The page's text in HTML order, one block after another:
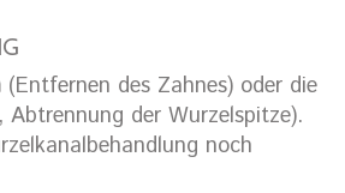
(Entfernen des Zahnes) oder die
der Wurzelspitze).
noch